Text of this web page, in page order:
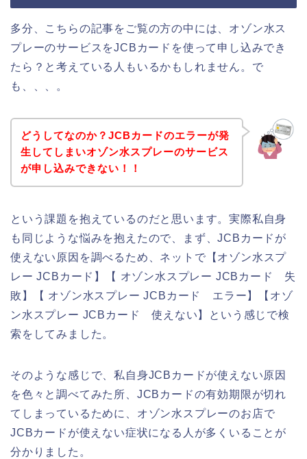
多分、こちらの記事をご覧の方の中には、オゾン水ス
プレーのサービスをJCBカードを使って申し込みでき
たら？と考えている人もいるかもしれません。で
も、、、。
どうしてなのか？JCBカードのエラーが発
生してしまいオゾン水スプレーのサービス
が申し込みできない！！
という課題を抱えているのだと思います。実際私自身
も同じような悩みを抱えたので、まず、JCBカードが
使えない原因を調べるため、ネットで【オゾン水スプ
レー JCBカード】【 オゾン水スプレー JCBカード 失
敗】【 オゾン水スプレー JCBカード エラー】【オゾ
ン水スプレー JCBカード 使えない】という感じで検
索をしてみました。
そのような感じで、私自身JCBカードが使えない原因
を色々と調べてみた所、JCBカードの有効期限が切れ
てしまっているために、オゾン水スプレーのお店で
JCBカードが使えない症状になる人が多くいることが
分かりました。